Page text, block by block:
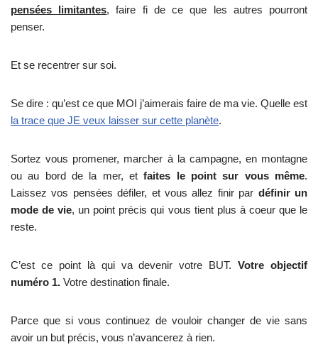
pensées limitantes, faire fi de ce que les autres pourront
penser.
Et se recentrer sur soi.
Se dire : qu’est ce que MOI j’aimerais faire de ma vie. Quelle est
la trace que JE veux laisser sur cette planète.
Sortez vous promener, marcher à la campagne, en montagne
ou au bord de la mer, et faites le point sur vous même.
Laissez vos pensées défiler, et vous allez finir par définir un
mode de vie, un point précis qui vous tient plus à coeur que le
reste.
C’est ce point là qui va devenir votre BUT.Votre objectif
numéro 1. Votre destination finale.
Parce que si vous continuez de vouloir changer de vie sans
avoir un but précis, vous n’avancerez à rien.